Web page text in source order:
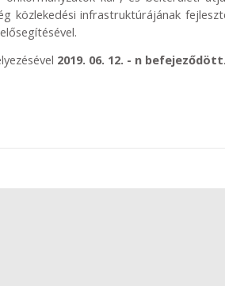
közlekedési infrastruktúrájának
2019. 06. 12. - n befejeződött.